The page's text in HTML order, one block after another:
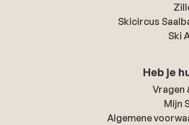
Skicircus
Ski
Heb je
Vragen
Mijn
Algemene